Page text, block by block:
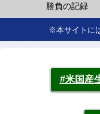
勝負の記録
※本サイトに
#米国産